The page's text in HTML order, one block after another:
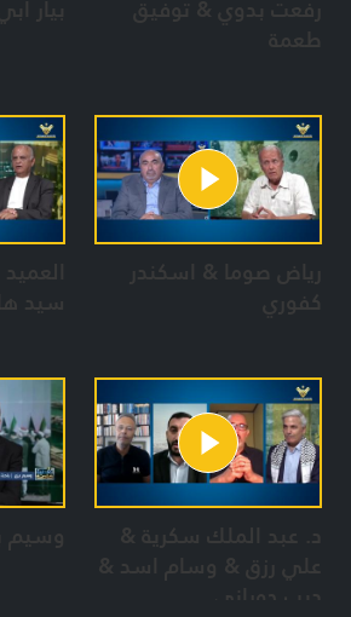
رفعت بدوي & توفيق
طعمة
بيار
رياض صوما & اسكندر
كفوري سيد
د. عبد الملك سكرية &
علي رزق & وسام اسد &
ديب حوراني
وسيم